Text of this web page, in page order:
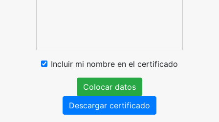
Incluir mi nombre en el certificado
Colocar datos
Descargar certificado